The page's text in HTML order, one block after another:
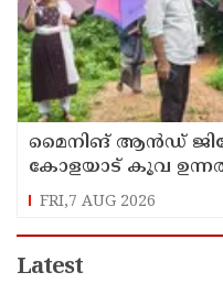
മൈനിങ് ആൻഡ്​
കോളയാട് കൂവ
FRI,7 AUG 2026
Latest